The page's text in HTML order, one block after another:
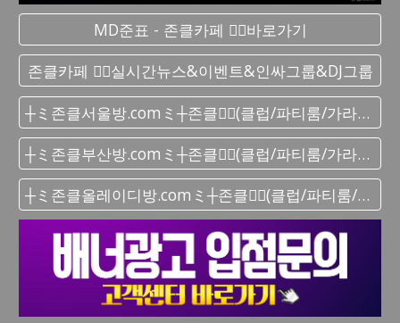
MD준표 - 존클카페 ❤️‍🔥바로가기
존클카페 ❤️‍🔥실시간 뉴스&이벤트&인싸그룹&DJ그룹
┼ミ존클서울방.comミ┼존클❤️‍🔥(클럽/파티룸/가라오케) - 단톡방
┼ミ존클부산방.comミ┼존클❤️‍🔥(클럽/파티룸/가라오케) - 단톡방
┼ミ존클올레이디방.comミ┼존클❤️‍🔥(클럽/파티룸/가라오케) - 단톡방